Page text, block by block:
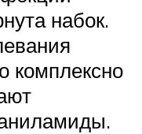
набок.
комплексно